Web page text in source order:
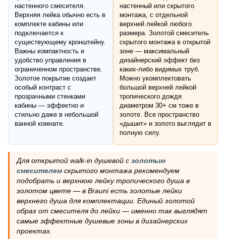
настенного смесителя.
Верхняя лейка обычно есть в
комплекте кабины или
подключается к
существующему кронштейну.
Важны компактность и
удобство управления в
ограниченном пространстве.
Золотое покрытие создает
особый контраст с
прозрачными стенками
кабины — эффектно и
стильно даже в небольшой
ванной комнате.
настенный или скрытого
монтажа, с отдельной
верхней лейкой любого
размера. Золотой смеситель
скрытого монтажа в открытой
зоне — максимальный
дизайнерский эффект без
каких-либо видимых труб.
Можно укомплектовать
большой верхней лейкой
тропического дождя
диаметром 30+ см тоже в
золоте. Все пространство
«дышит» и золото выглядит в
полную силу.
Для открытой walk-in душевой с золотым
смесителем скрытого монтажа рекомендуем
подобрать и верхнюю лейку тропического душа в
золотом цвете — в Brauni есть золотые лейки
верхнего душа для комплектации. Единый золотой
образ от смесителя до лейки — именно так выглядят
самые эффектные душевые зоны в дизайнерских
проектах.